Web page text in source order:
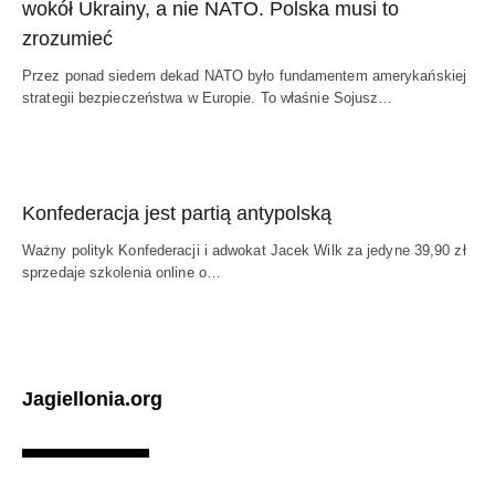
wokół Ukrainy, a nie NATO. Polska musi to
zrozumieć
Przez ponad siedem dekad NATO było fundamentem amerykańskiej
strategii bezpieczeństwa w Europie. To właśnie Sojusz…
Konfederacja jest partią antypolską
Ważny polityk Konfederacji i adwokat Jacek Wilk za jedyne 39,90 zł
sprzedaje szkolenia online o…
Jagiellonia.org